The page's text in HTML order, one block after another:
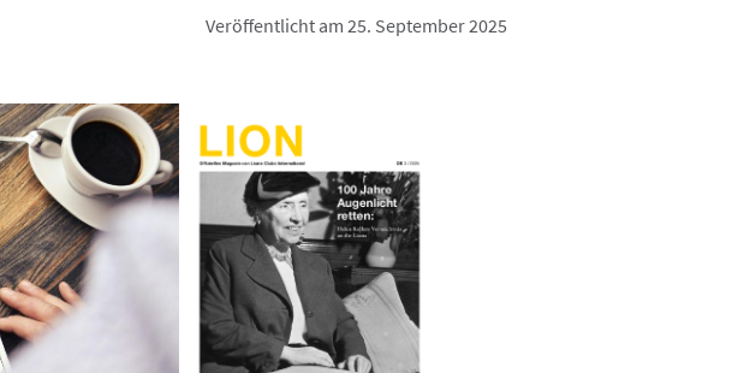
Veröffentlicht am 25. September 2025